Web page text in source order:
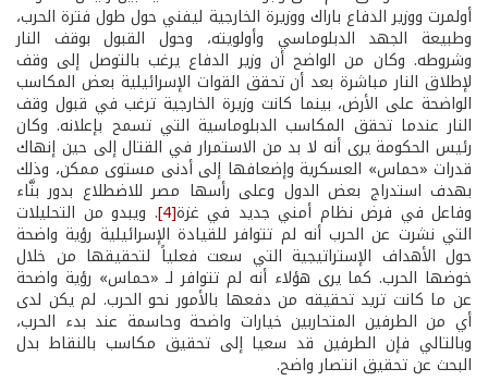
أولمرت ووزير الدفاع باراك ووزيرة الخارجية ليفني حول طول فترة الحرب،
وطبيعة الجهد الدبلوماسي وأولويته، وحول القبول بوقف النار
وشروطه. وكان من الواضح أن وزير الدفاع يرغب بالتوصل إلى وقف
لإطلاق النار مباشرة بعد أن تحقق القوات الإسرائيلية بعض المكاسب
الواضحة على الأرض، بينما كانت وزيرة الخارجية ترغب في قبول وقف
النار عندما تحقق المكاسب الدبلوماسية التي تسمح بإعلانه. وكان
رئيس الحكومة يرى أنه لا بد من الاستمرار في القتال إلى حين إنهاك
قدرات «حماس» العسكرية وإضعافها إلى أدنى مستوى ممكن، وذلك
بهدف استدراج بعض الدول وعلى رأسها مصر للاضطلاع بدور بنَّاء
وفاعل في فرض نظام أمني جديد في غزة[4] . ويبدو من التحليلات
التي نشرت عن الحرب أنه لم تتوافر للقيادة الإسرائيلية رؤية واضحة
حول الأهداف الإستراتيجية التي سعت فعلياً لتحقيقها من خلال
خوضها الحرب. كما يرى هؤلاء أنه لم تتوافر لـ «حماس» رؤية واضحة
عن ما كانت تريد تحقيقه من دفعها بالأمور نحو الحرب. لم يكن لدى
أي من الطرفين المتحاربين خيارات واضحة وحاسمة عند بدء الحرب،
وبالتالي فإن الطرفين قد سعيا إلى تحقيق مكاسب بالنقاط بدل
البحث عن تحقيق انتصار واضح.